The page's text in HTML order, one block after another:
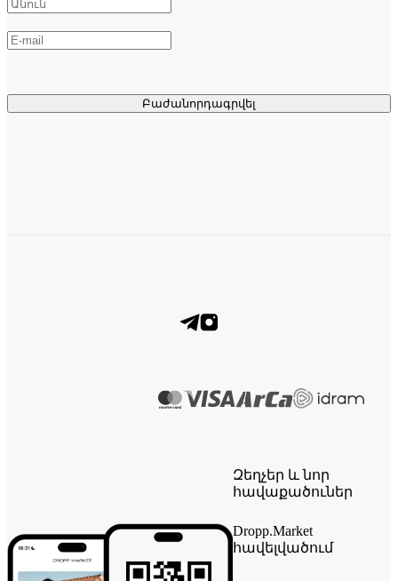
Բաժանորդագրվել
Զեղչեր և նոր
հավաքածուներ
Dropp.Market
հավելվածում